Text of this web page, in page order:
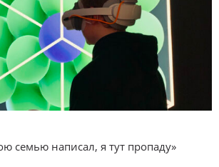
семью написал, я тут пропаду»